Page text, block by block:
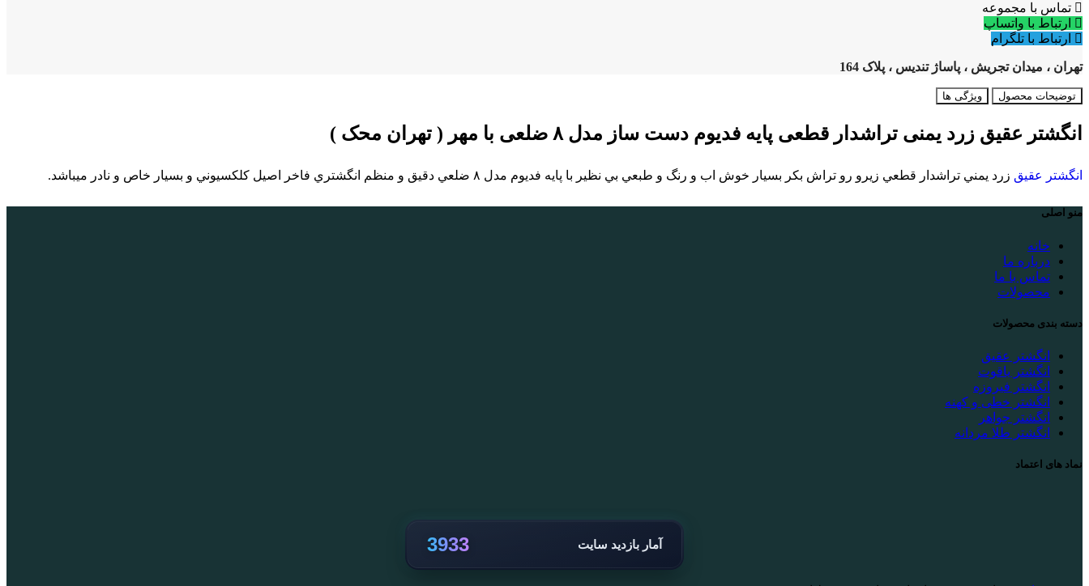
تماس با مجموعه
ارتباط با واتساپ
ارتباط با تلگرام
تهران ، میدان تجریش ، پاساژ تندیس ، پلاک 164
توضیحات محصول ویژگی ها
انگشتر عقیق زرد یمنی تراشدار قطعی پایه فدیوم دست ساز مدل ۸ ضلعی با مهر ( تهران محک )
انگشتر عقيق زرد يمني تراشدار قطعي زيرو رو تراش بكر بسيار خوش اب و رنگ و طبعي بي نظير با پايه فديوم مدل ٨ ضلعي دقيق و منظم انگشتري فاخر اصيل كلكسيوني و بسيار خاص و نادر ميباشد.
منو اصلی
خانه
درباره ما
تماس با ما
محصولات
دسته بندی محصولات
انگشتر عقیق
انگشتر یاقوت
انگشتر فیروزه
انگشتر خطی و کهنه
انگشتر جواهر
انگشتر طلا مردانه
نماد های اعتماد
آمار بازدید سایت 3933